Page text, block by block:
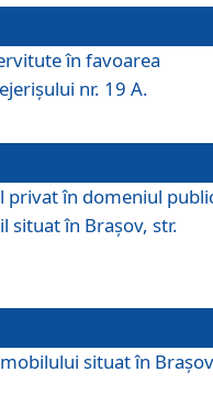
în favoarea
nr. 19 A.
privat în domeniul
situat în Braşov, str.
situat în